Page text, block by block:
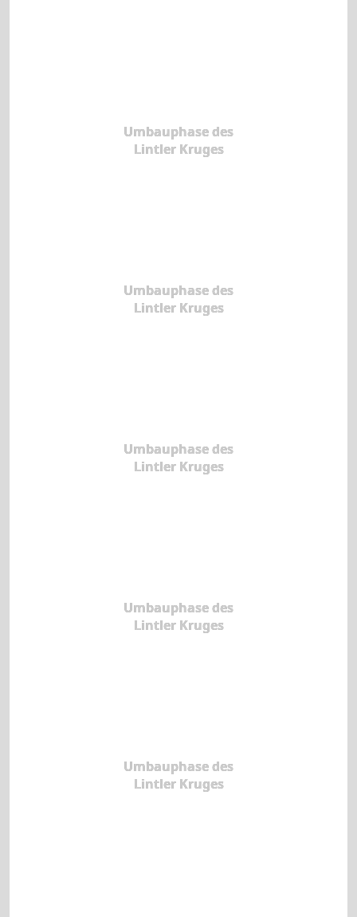
Umbauphase des
Lintler Kruges
Umbauphase des
Lintler Kruges
Umbauphase des
Lintler Kruges
Umbauphase des
Lintler Kruges
Umbauphase des
Lintler Kruges